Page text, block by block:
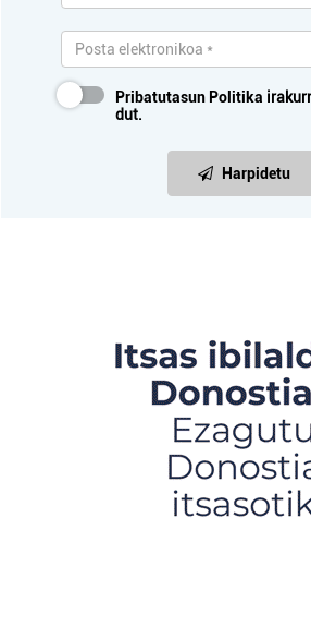
Pribatutasun Politika
dut.
Harpidetu